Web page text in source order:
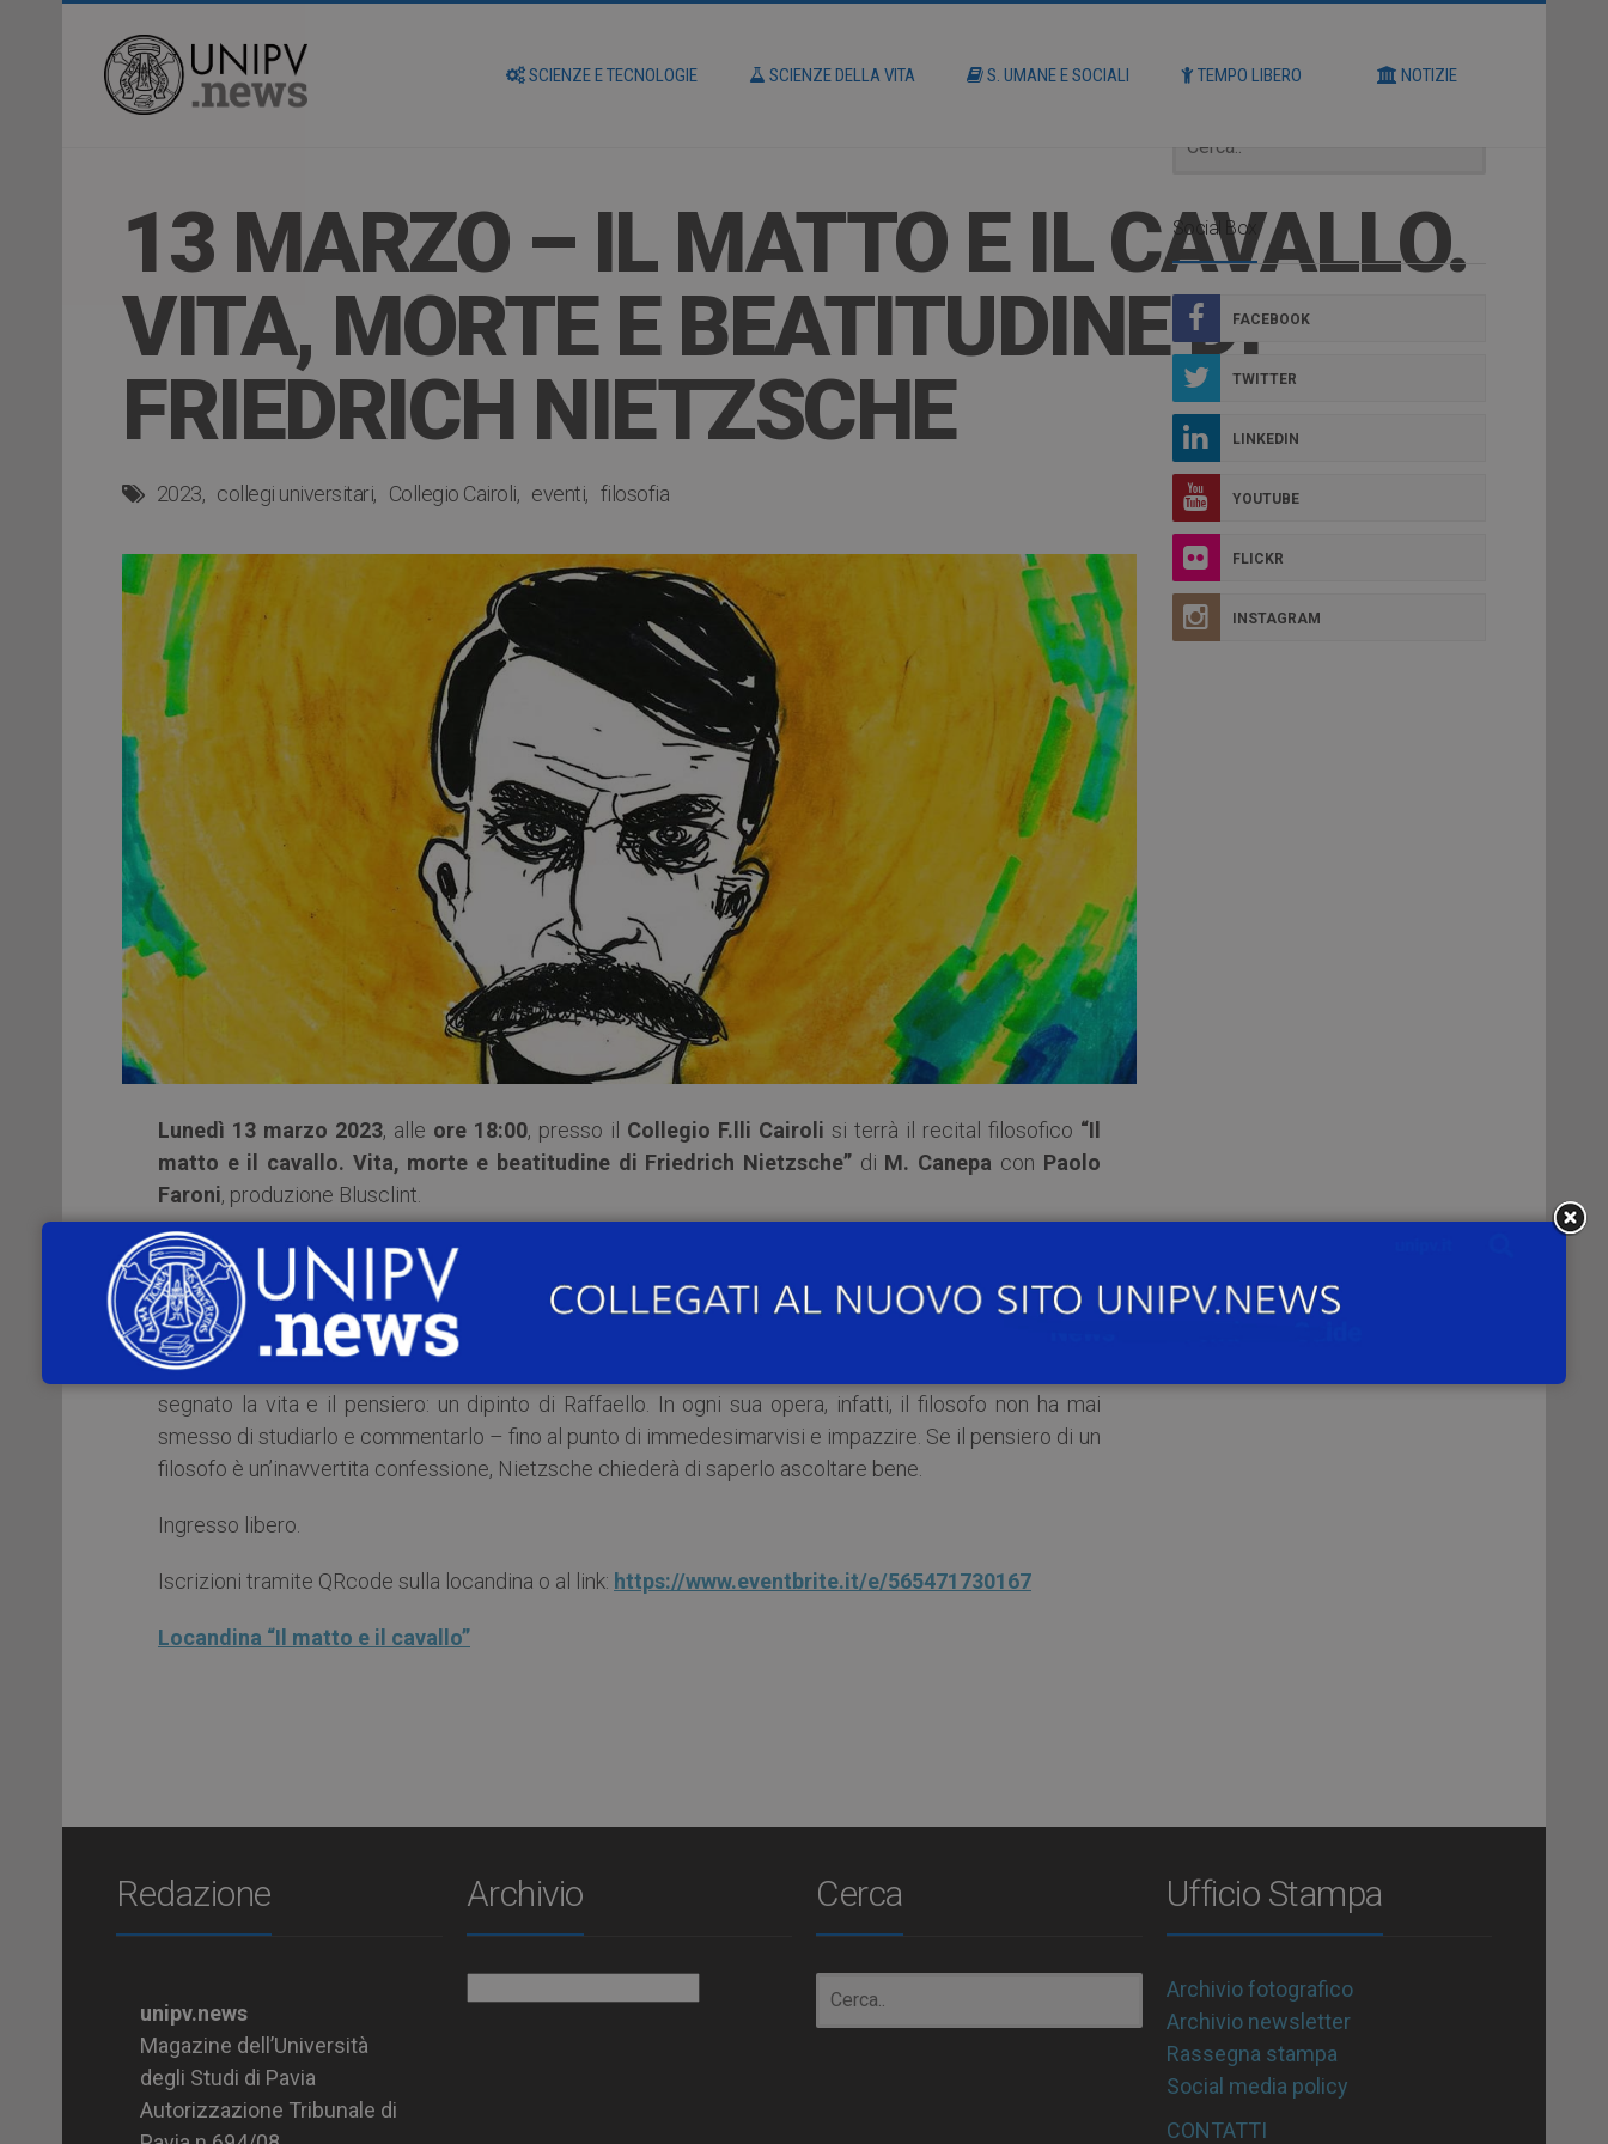
SCIENZE E TECNOLOGIE SCIENZE DELLA VITA S. UMANE E SOCIALI TEMPO LIBERO NOTIZIE
13 MARZO – IL MATTO E IL CAVALLO.
VITA, MORTE E BEATITUDINE DI
FRIEDRICH NIETZSCHE
2023 collegi universitari Collegio Cairoli eventi filosofia
Lunedì 13 marzo 2023, alle ore 18:00, presso il Collegio F.lli Cairoli si terrà il recital filosofico “Il
matto e il cavallo. Vita, morte e beatitudine di Friedrich Nietzsche” di M. Canepa con Paolo
Faroni, produzione Blusclint.
Dopo il successo ottenuto conMartin H. Le mani di Hitler
recital filosofico.
A oltre cento anni dalla sua morte, Nietzsche torna in scena. Innanzitutto per bacchettare i detrattori e
rimettere in riga gli epigoni. Ma soprattutto per fare finalmente chiarezza sull’ossessione che ne ha
segnato la vita e il pensiero: un dipinto di Raffaello. In ogni sua opera, infatti, il filosofo non ha mai
smesso di studiarlo e commentarlo – fino al punto di immedesimarvisi e impazzire. Se il pensiero di un
filosofo è un’inavvertita confessione, Nietzsche chiederà di saperlo ascoltare bene.
Ingresso libero.
Iscrizioni tramite QRcode sulla locandina o al link: https://www.eventbrite.it/e/565471730167
Locandina “Il matto e il cavallo”
Social Box
FACEBOOK
TWITTER
LINKEDIN
YOUTUBE
FLICKR
INSTAGRAM
Redazione
unipv.news
Magazine dell’Università
degli Studi di Pavia
Autorizzazione Tribunale di
Archivio Cerca Ufficio Stampa
Archivio fotografico
Archivio newsletter
Rassegna stampa
Social media policy
CONTATTI